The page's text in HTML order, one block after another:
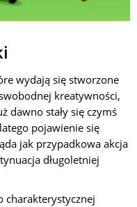
wydają się stworzone
kreatywności,
dawno stały się czymś
pojawienie się
jak przypadkowa akcja
długoletniej
charakterystycznej